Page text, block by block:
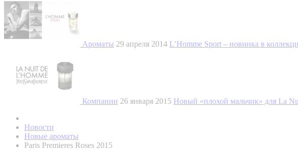
Ароматы 29 апреля 2014 L’Homme Sport – новинка в
Компании 26 января 2015 Новый «плохой мальчик» для La
Новости
Новые ароматы
Paris Premieres Roses 2015